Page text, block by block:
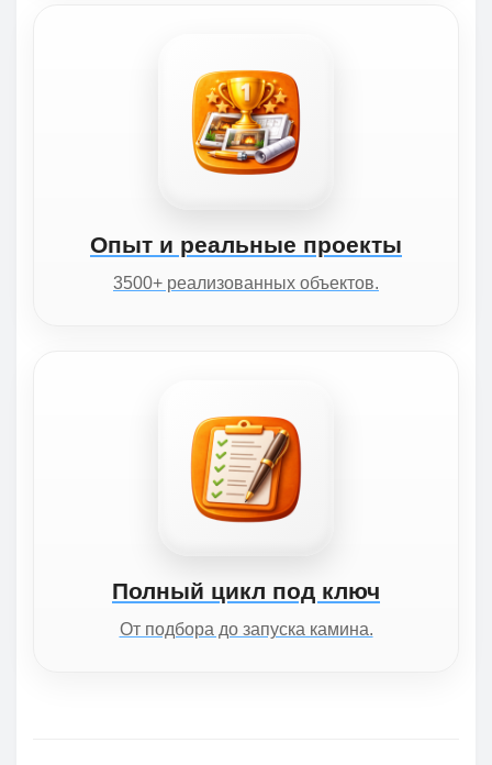
Опыт и реальные проекты
3500+ реализованных объектов.
Полный цикл под ключ
От подбора до запуска камина.